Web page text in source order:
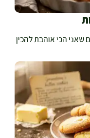
שאני הכי אוהבת להכין